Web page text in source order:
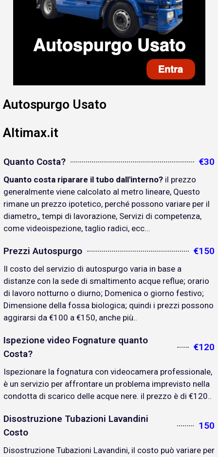
Autospurgo Usato
Altimax.it
Quanto Costa? €30
Quanto costa riparare il tubo dall'interno? il prezzo
generalmente viene calcolato al metro lineare, Questo
rimane un prezzo ipotetico, perché possono variare per il
diametro,, tempi di lavorazione, Servizi di competenza,
come videoispezione, taglio radici, ecc...
Prezzi Autospurgo €150
Il costo del servizio di autospurgo varia in base a
distanze con la sede di smaltimento acque reflue; orario
di lavoro notturno o diurno; Domenica o giorno festivo;
Dimensione della fossa biologica; quindi i prezzi possono
aggirarsi da €100 a €150, anche più..
Ispezione video Fognature quanto
Costa?
€120
Ispezionare la fognatura con videocamera professionale,
è un servizio per affrontare un problema imprevisto nella
condotta di scarico delle acque nere. il prezzo è di €120..
Disostruzione Tubazioni Lavandini
Costo
150
Disostruzione Tubazioni Lavandini, il costo può variare per